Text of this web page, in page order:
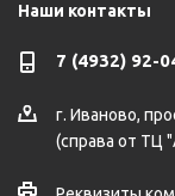
Наши контакты
7 (4932) 92-
г. Иваново,
(справа от ТЦ